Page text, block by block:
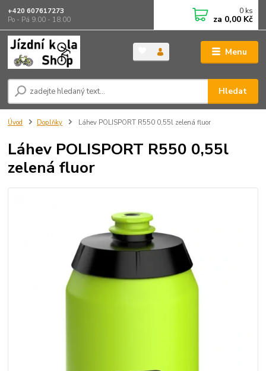
Menu
Hledat
+420 607617273
Po - Pá 9.00 - 18.00
0 ks
za 0,00 Kč
Úvod Doplňky Láhev POLISPORT R550 0,55l zelená fluor
Láhev POLISPORT R550 0,55l
zelená fluor